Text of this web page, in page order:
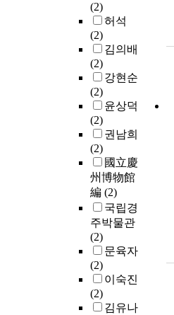
(2)
허석
(2)
김의배
(2)
강현순
(2)
윤상덕
(2)
권남희
(2)
國立慶
州博物館
編 (2)
국립경
주박물관
(2)
문육자
(2)
이숙진
(2)
김유나